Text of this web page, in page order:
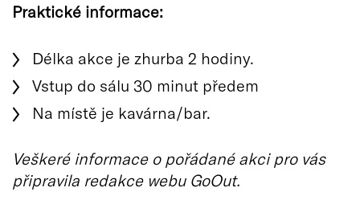
Praktické informace:
Délka akce je zhurba 2 hodiny.
Vstup do sálu 30 minut předem
Na místě je kavárna/bar.
Veškeré informace o pořádané akci pro vás
připravila redakce webu GoOut.